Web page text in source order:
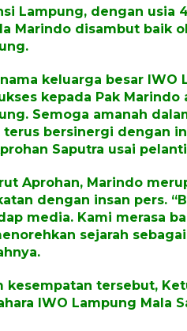
Lampung, dengan usia
Marindo disambut baik
nama keluarga besar
kepada Pak
Semoga amanah
terus bersinergi dengan
Saputra usai
Aprohan, Marindo
dengan insan pers.
media. Kami merasa
sejarah
kesempatan tersebut,
IWO Lampung Mala